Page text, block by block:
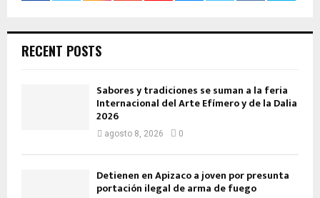
RECENT POSTS
Sabores y tradiciones se suman a la feria
Internacional del Arte Efímero y de la Dalia
2026
agosto 8, 2026 0
Detienen en Apizaco a joven por presunta
portación ilegal de arma de fuego